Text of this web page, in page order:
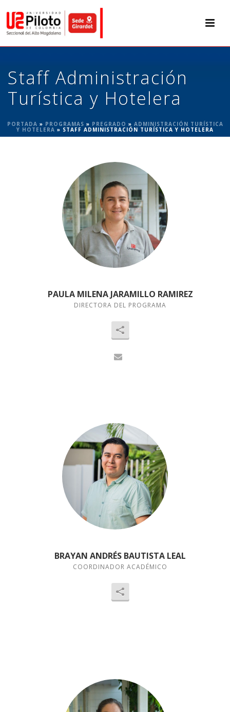
Staff Administración
Turística y Hotelera
PORTADA » PROGRAMAS » PREGRADO » ADMINISTRACIÓN TURÍSTICA
Y HOTELERA » STAFF ADMINISTRACIÓN TURÍSTICA Y HOTELERA
PAULA MILENA JARAMILLO RAMIREZ
DIRECTORA DEL PROGRAMA
BRAYAN ANDRÉS BAUTISTA LEAL
COORDINADOR ACADÉMICO